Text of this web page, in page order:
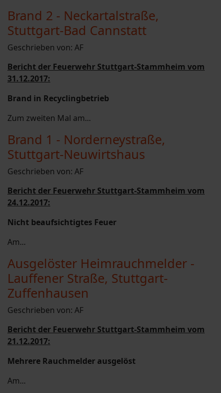
Brand 2 - Neckartalstraße,
Stuttgart-Bad Cannstatt
Geschrieben von: AF
Bericht der Feuerwehr Stuttgart-Stammheim vom
31.12.2017:
Brand in Recyclingbetrieb
Zum zweiten Mal am...
Brand 1 - Norderneystraße,
Stuttgart-Neuwirtshaus
Geschrieben von: AF
Bericht der Feuerwehr Stuttgart-Stammheim vom
24.12.2017:
Nicht beaufsichtigtes Feuer
Am...
Ausgelöster Heimrauchmelder -
Lauffener Straße, Stuttgart-
Zuffenhausen
Geschrieben von: AF
Bericht der Feuerwehr Stuttgart-Stammheim vom
21.12.2017:
Mehrere Rauchmelder ausgelöst
Am...